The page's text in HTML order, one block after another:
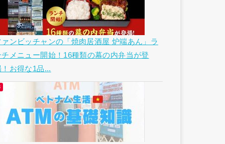
ァンビッチャンの「焼肉居酒屋 炉端あん」ラ
チメニュー開始！16種類の幕の内弁当が登
！お得な1品...